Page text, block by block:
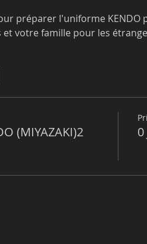
et votre famille pour les
(MIYAZAKI)2 0